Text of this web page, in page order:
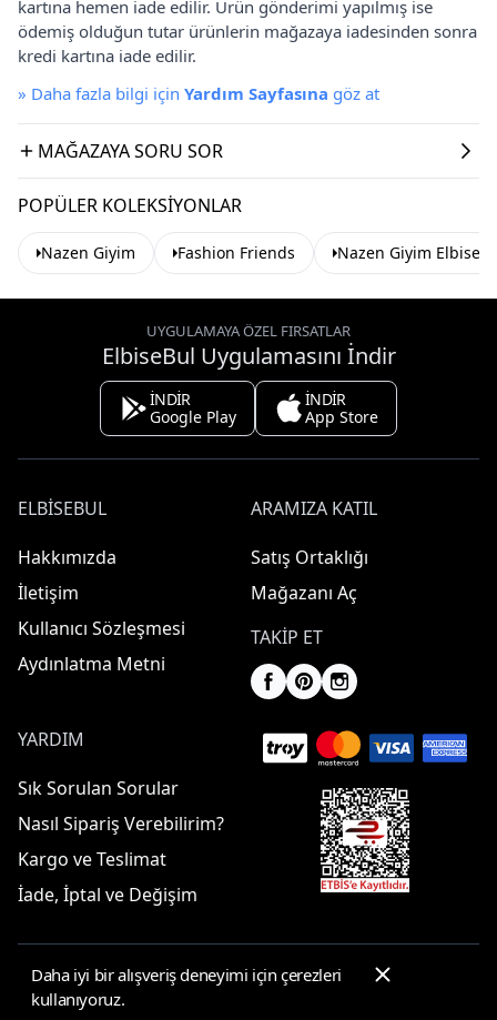
kartına hemen iade edilir. Ürün gönderimi yapılmış ise
ödemiş olduğun tutar ürünlerin mağazaya iadesinden sonra
kredi kartına iade edilir.
» Daha fazla bilgi için Yardım Sayfasına göz at
MAĞAZAYA SORU SOR
POPÜLER KOLEKSIYONLAR
Nazen Giyim Fashion Friends Nazen Giyim Elbise
UYGULAMAYA ÖZEL FIRSATLAR
ElbiseBul Uygulamasını İndir
İNDİR
Google Play
İNDİR
App Store
ELBISEBUL
Hakkımızda
İletişim
Kullanıcı Sözleşmesi
Aydınlatma Metni
ARAMIZA KATIL
Satış Ortaklığı
Mağazanı Aç
TAKIP ET
YARDIM
Sık Sorulan Sorular
Nasıl Sipariş Verebilirim?
Kargo ve Teslimat
İade, İptal ve Değişim
© 2025 ElbiseBul -
Daha iyi bir alışveriş deneyimi için çerezleri
kullanıyoruz.